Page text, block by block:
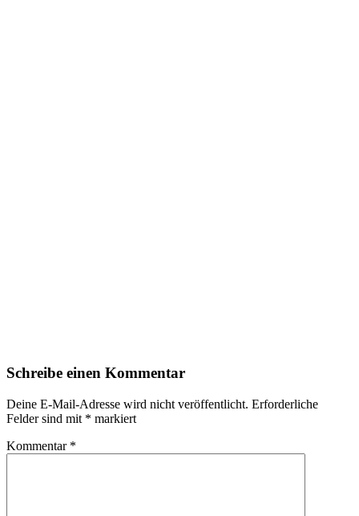
Schreibe einen Kommentar
Deine E-Mail-Adresse wird nicht veröffentlicht. Erforderliche
Felder sind mit * markiert
Kommentar *